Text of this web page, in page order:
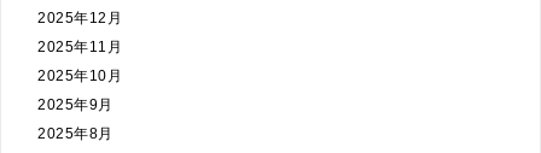
2025年12月
2025年11月
2025年10月
2025年9月
2025年8月